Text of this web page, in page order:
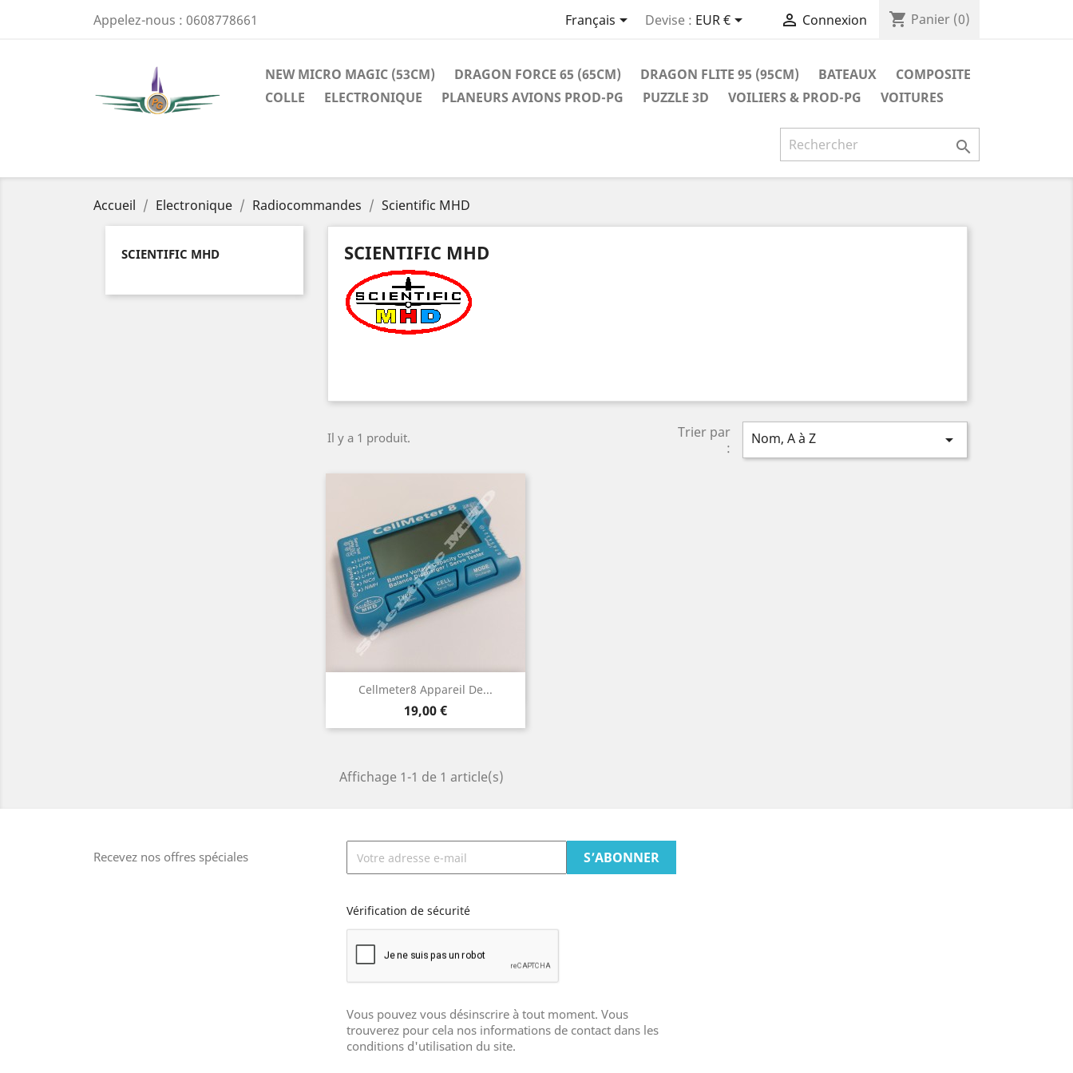
Appelez-nous : 0608778661 Français Devise : EUR €  Connexion shopping_cart Panier (0)
NEW MICRO MAGIC (53CM) DRAGON FORCE 65 (65CM) DRAGON FLITE 95 (95CM) BATEAUX
COMPOSITE
COLLE
ELECTRONIQUE PLANEURS AVIONS PROD-PG PUZZLE 3D VOILIERS & PROD-PG VOITURES

Accueil Electronique Radiocommandes Scientific MHD
SCIENTIFIC MHD SCIENTIFIC MHD
Il y a 1 produit.
Trier par
:
Nom, A à Z 
Cellmeter8 Appareil De...
Prix
19,00 €
Aperçu rapide
Affichage 1-1 de 1 article(s)
Recevez nos offres spéciales
Vérification de sécurité
Vous pouvez vous désinscrire à tout moment. Vous
trouverez pour cela nos informations de contact dans les
conditions d'utilisation du site.